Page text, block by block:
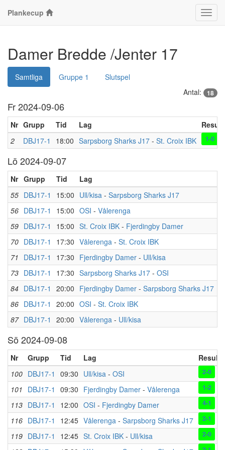
Plankecup
Damer Bredde /Jenter 17
Samtliga Gruppe 1
Slutspel
Antal:
18
Fr 2024-09-06
Nr Grupp Tid Lag
2
DBJ17-1 18:00 Sarpsborg Sharks J17 - St. Croix IBK 1-0
Lö 2024-09-07
Nr Grupp Tid Lag
55 DBJ17-1 15:00 Ull/kisa - Sarpsborg Sharks J17
56 DBJ17-1 15:00 OSI - Vålerenga
59 DBJ17-1 15:00 St. Croix IBK - Fjerdingby Damer
70 DBJ17-1 17:30 Vålerenga - St. Croix IBK
71 DBJ17-1 17:30 Fjerdingby Damer - Ull/kisa
73 DBJ17-1 17:30 Sarpsborg Sharks J17 - OSI
84 DBJ17-1 20:00 Fjerdingby Damer - Sarpsborg Sharks J17
86 DBJ17-1 20:00 OSI - St. Croix IBK
87 DBJ17-1 20:00 Vålerenga - Ull/kisa
Sö 2024-09-08
Nr Grupp Tid Lag
100 DBJ17-1 09:30 Ull/kisa - OSI 2-0
101 DBJ17-1 09:30 Fjerdingby Damer - Vålerenga 1-2
113 DBJ17-1 12:00 OSI - Fjerdingby Damer 4-1
116 DBJ17-1 12:45 Vålerenga - Sarpsborg Sharks J17 2-1
119 DBJ17-1 12:45 St. Croix IBK - Ull/kisa 2-0